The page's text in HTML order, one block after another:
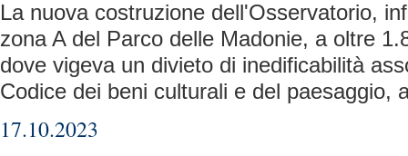
La nuova costruzione dell'Osservatorio,
zona A del Parco delle Madonie, a oltre
dove vigeva un divieto di inedificabilità
Codice dei beni culturali e del paesaggio,
17.10.2023